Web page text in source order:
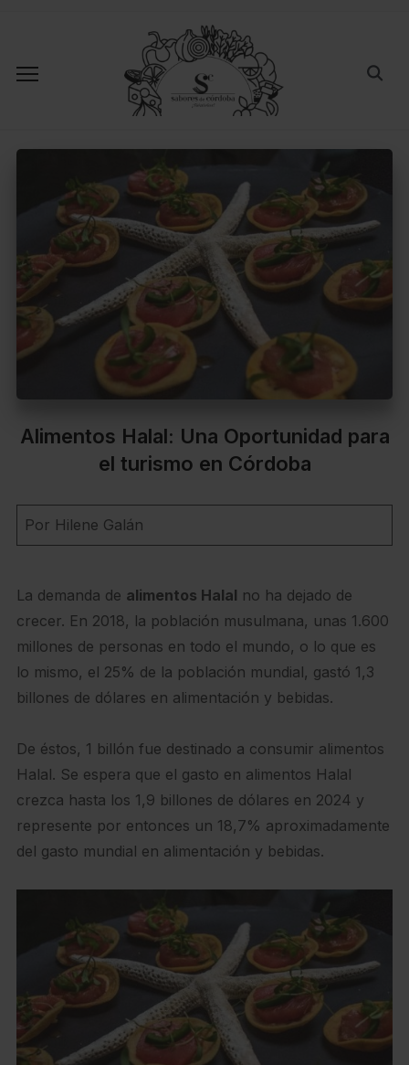
Alimentos Halal: Una Oportunidad para
el turismo en Córdoba
Por Hilene Galán
La demanda de alimentos Halal no ha dejado de
crecer. En 2018, la población musulmana, unas 1.600
millones de personas en todo el mundo, o lo que es
lo mismo, el 25% de la población mundial, gastó 1,3
billones de dólares en alimentación y bebidas.
De éstos, 1 billón fue destinado a consumir alimentos
Halal. Se espera que el gasto en alimentos Halal
crezca hasta los 1,9 billones de dólares en 2024 y
represente por entonces un 18,7% aproximadamente
del gasto mundial en alimentación y bebidas.